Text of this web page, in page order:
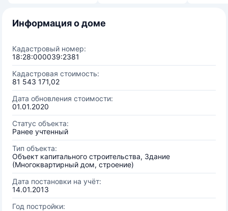
Информация о доме
Кадастровый номер:
18:28:000039:2381
Кадастровая стоимость:
81 543 171,02
Дата обновления стоимости:
01.01.2020
Статус объекта:
Ранее учтенный
Тип объекта:
Объект капитального строительства, Здание
(Многоквартирный дом, строение)
Дата постановки на учёт:
14.01.2013
Год постройки: